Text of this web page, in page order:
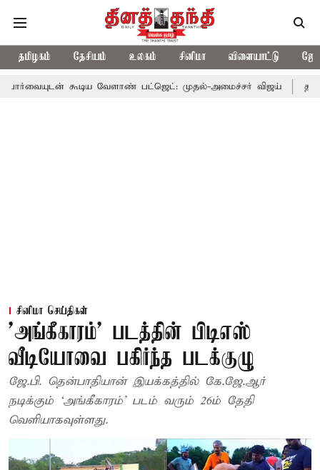
தமிழகம் தேசியம் உலகம் சினிமா விளையாட்டு
கூடிய வேளாண் பட்ஜெட்: முதல்-அமைச்சர் விஜய் தமிழக
சினிமா செய்திகள்
'அங்கீகாரம்' படத்தின் பிடிஎஸ்
வீடியோவை பகிர்ந்த படக்குழு
ஜே.பி. தென்பாதியான் இயக்கத்தில் கே.ஜே.ஆர்
நடிக்கும் ‘அங்கீகாரம்’ படம் வரும் 26ம் தேதி
வெளியாகவுள்ளது.